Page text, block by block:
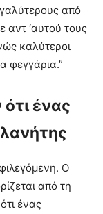
από
αντ ‘αυτού τους
καλύτεροι
φεγγάρια.”
ένας
Ο
από τη
ένας